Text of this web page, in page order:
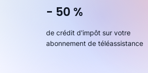
- 50 %
de crédit d'impôt sur votre
abonnement de téléassistance